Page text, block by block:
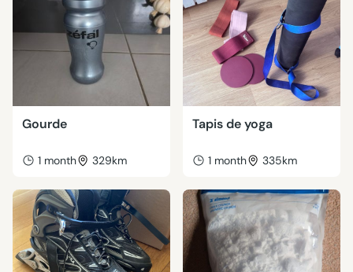
Gourde
1 month 329km
Tapis de yoga
1 month 335km